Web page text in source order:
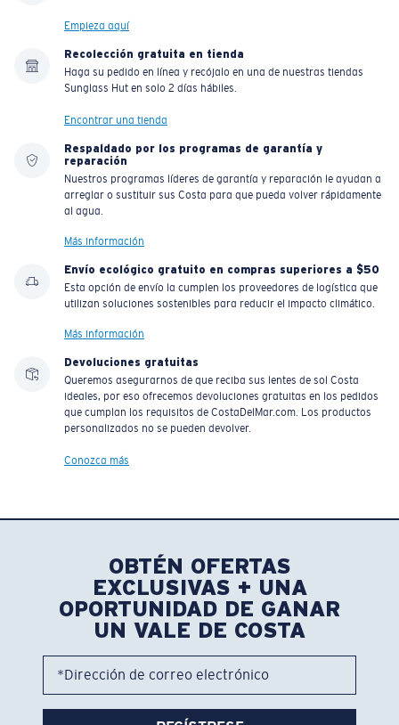
Empieza aquí
Recolección gratuita en tienda
Haga su pedido en línea y recójalo en una de nuestras tiendas
Sunglass Hut en solo 2 días hábiles.
Encontrar una tienda
Respaldado por los programas de garantía y
reparación
Nuestros programas líderes de garantía y reparación le ayudan a
arreglar o sustituir sus Costa para que pueda volver rápidamente
al agua.
Más información
Envío ecológico gratuito en compras superiores a $50
Esta opción de envío la cumplen los proveedores de logística que
utilizan soluciones sostenibles para reducir el impacto climático.
Más información
Devoluciones gratuitas
Queremos asegurarnos de que reciba sus lentes de sol Costa
ideales, por eso ofrecemos devoluciones gratuitas en los pedidos
que cumplan los requisitos de CostaDelMar.com. Los productos
personalizados no se pueden devolver.
Conozca más
OBTÉN OFERTAS
EXCLUSIVAS + UNA
OPORTUNIDAD DE GANAR
UN VALE DE COSTA
*Dirección de correo electrónico